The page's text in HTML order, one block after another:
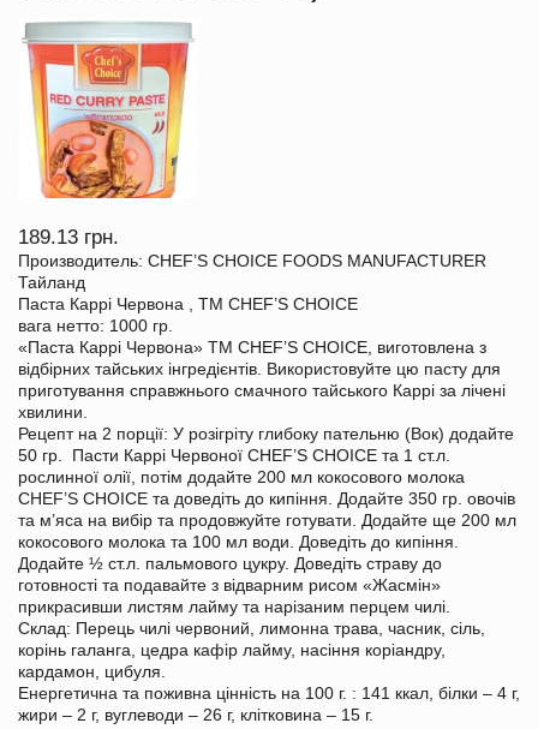
189.13 грн.
Производитель: CHEF’S CHOICE FOODS MANUFACTURER
Тайланд
Паста Каррі Червона , TM CHEF’S CHOICE
вага нетто: 1000 гр.
«Паста Каррі Червона» TM CHEF’S CHOICE, виготовлена з
відбірних тайських інгредієнтів. Використовуйте цю пасту для
приготування справжнього смачного тайського Каррі за лічені
хвилини.
Рецепт на 2 порції: У розігріту глибоку пательню (Вок) додайте
50 гр. Пасти Каррі Червоної CHEF’S CHOICE та 1 ст.л.
рослинної олії, потім додайте 200 мл кокосового молока
CHEF’S CHOICE та доведіть до кипіння. Додайте 350 гр. овочів
та м’яса на вибір та продовжуйте готувати. Додайте ще 200 мл
кокосового молока та 100 мл води. Доведіть до кипіння.
Додайте ½ ст.л. пальмового цукру. Доведіть страву до
готовності та подавайте з відварним рисом «Жасмін»
прикрасивши листям лайму та нарізаним перцем чилі.
Склад: Перець чилі червоний, лимонна трава, часник, сіль,
корінь галанга, цедра кафір лайму, насіння коріандру,
кардамон, цибуля.
Енергетична та поживна цінність на 100 г. : 141 ккал, білки – 4 г,
жири – 2 г, вуглеводи – 26 г, клітковина – 15 г.